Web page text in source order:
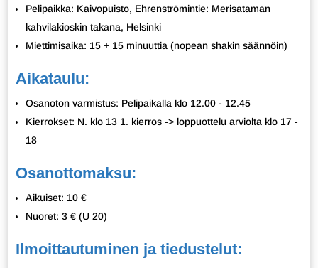
Pelipaikka: Kaivopuisto, Ehrenströmintie: Merisataman
kahvilakioskin takana, Helsinki
Miettimisaika: 15 + 15 minuuttia (nopean shakin säännöin)
Aikataulu:
Osanoton varmistus: Pelipaikalla klo 12.00 - 12.45
Kierrokset: N. klo 13 1. kierros -> loppuottelu arviolta klo 17 -
18
Osanottomaksu:
Aikuiset: 10 €
Nuoret: 3 € (U 20)
Ilmoittautuminen ja tiedustelut: